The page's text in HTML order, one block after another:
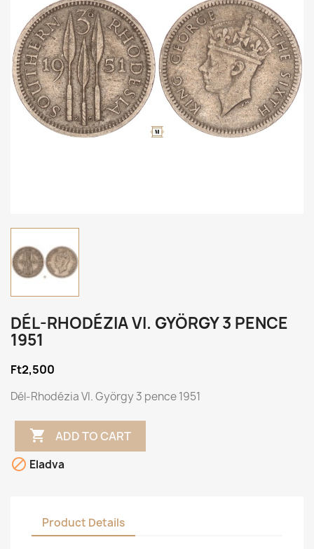
DÉL-RHODÉZIA VI. GYÖRGY 3 PENCE
1951
Ft2,500
Dél-Rhodézia VI. György 3 pence 1951
 ADD TO CART
 Eladva
Product Details